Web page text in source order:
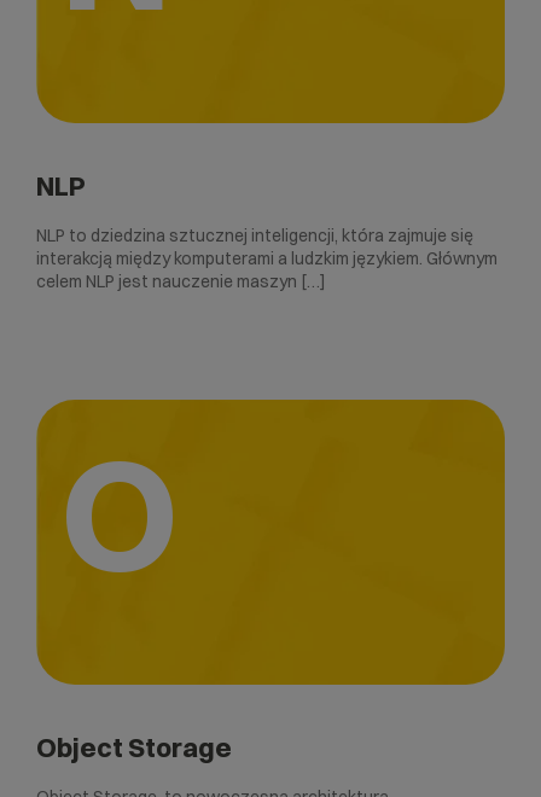
NLP
NLP to dziedzina sztucznej inteligencji, która zajmuje się
interakcją między komputerami a ludzkim językiem. Głównym
celem NLP jest nauczenie maszyn […]
O
Object Storage